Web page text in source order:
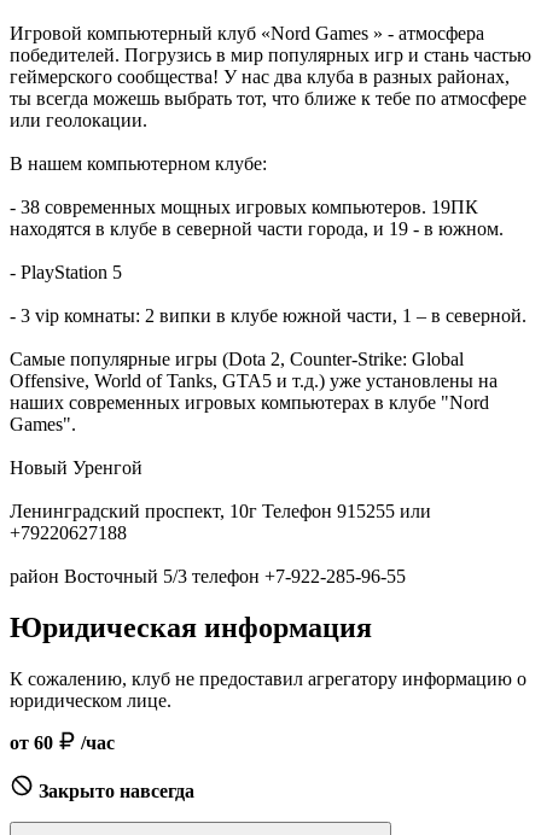
Игровой компьютерный клуб «Nord Games » - атмосфера
победителей. Погрузись в мир популярных игр и стань частью
геймерского сообщества! У нас два клуба в разных районах,
ты всегда можешь выбрать тот, что ближе к тебе по атмосфере
или геолокации.
В нашем компьютерном клубе:
- 38 современных мощных игровых компьютеров. 19ПК
находятся в клубе в северной части города, и 19 - в южном.
- PlayStation 5
- 3 vip комнаты: 2 випки в клубе южной части, 1 – в северной.
Самые популярные игры (Dota 2, Counter-Strike: Global
Offensive, World of Tanks, GTA5 и т.д.) уже установлены на
наших современных игровых компьютерах в клубе "Nord
Games".
Новый Уренгой
Ленинградский проспект, 10г Телефон 915255 или
+79220627188
район Восточный 5/3 телефон +7-922-285-96-55
Юридическая информация
К сожалению, клуб не предоставил агрегатору информацию о
юридическом лице.
от 60 /час
Закрыто навсегда